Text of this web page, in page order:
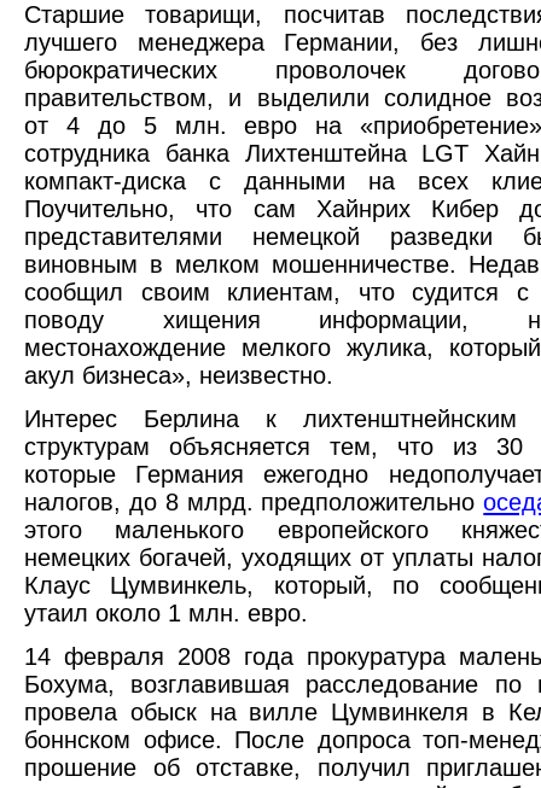
Старшие товарищи, посчитав
лучшего менеджера Германии, без
бюрократических проволочек
правительством, и выделили солидное
от 4 до 5 млн. евро на
сотрудника банка Лихтенштейна LGT
компакт-диска с данными на всех
Поучительно, что сам Хайнрих Кибер
представителями немецкой разведки
виновным в мелком мошенничестве.
сообщил своим клиентам, что судится
поводу хищения информации,
местонахождение мелкого жулика,
акул бизнеса», неизвестно.
Интерес Берлина к лихтенштнейнским
структурам объясняется тем, что из
которые Германия ежегодно
налогов, до 8 млрд. предположительно
этого маленького европейского
немецких богачей, уходящих от уплаты
Клаус Цумвинкель, который, по
утаил около 1 млн. евро.
14 февраля 2008 года прокуратура
Бохума, возглавившая расследование по
провела обыск на вилле Цумвинкеля в
боннском офисе. После допроса топ-
прошение об отставке, получил